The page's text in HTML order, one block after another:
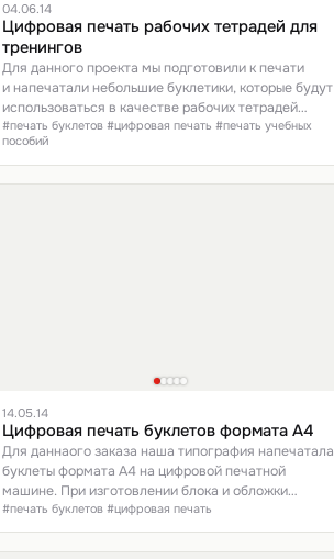
04.06.14
Цифровая печать рабочих тетрадей для
тренингов
Для данного проекта мы подготовили к печати
и напечатали небольшие буклетики, которые будут
использоваться в качестве рабочих тетрадей
для семинаров и тренингов.Все материалы были
предоставлены заказциком. Подобные теради
мы не так давно уже печатали. Пример можно
посмотреть тут.
#печать буклетов #цифровая печать #печать учебных
пособий
14.05.14
Цифровая печать буклетов формата А4
Для даннаого заказа наша типография напечатала
буклеты формата А4 на цифровой печатной
машине. При изготовлении блока и обложки
буклетов использовалась мелованная бумага 170
г/м2
#печать буклетов #цифровая печать